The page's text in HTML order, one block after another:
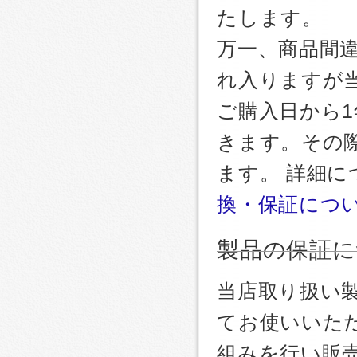
たします。
万一、商品間
れ入りますが
ご購入日から
きます。その
ます。 詳細
換・保証につ
製品の保証
当店取り扱い
てお使いいた